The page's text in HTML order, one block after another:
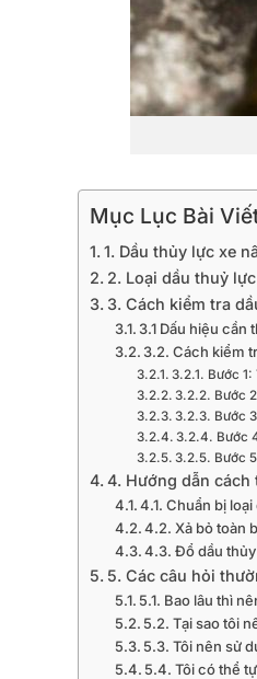
Mục Lục Bài
1. Dầu thủy lực xe
2. Loại dầu thuỷ
3. Cách kiểm tra
3.1 Dấu hiệu cần
3.2. Cách kiểm
3.2.1. Bước
3.2.2. Bước
3.2.3. Bước
3.2.4. Bước
3.2.5. Bước
4. Hướng dẫn cách
4.1. Chuẩn bị
4.2. Xả bỏ toàn
4.3. Đổ dầu
5. Các câu hỏi
5.1. Bao lâu thì
5.2. Tại sao tôi
5.3. Tôi nên sử
5.4. Tôi có thể